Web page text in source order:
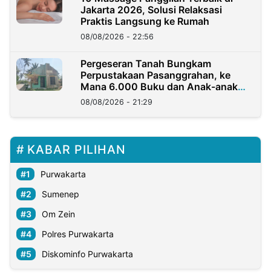
Jakarta 2026, Solusi Relaksasi
Praktis Langsung ke Rumah
08/08/2026 - 22:56
Pergeseran Tanah Bungkam
Perpustakaan Pasanggrahan, ke
Mana 6.000 Buku dan Anak-anak
Kini?
08/08/2026 - 21:29
KABAR PILIHAN
Purwakarta
Sumenep
Om Zein
Polres Purwakarta
Diskominfo Purwakarta